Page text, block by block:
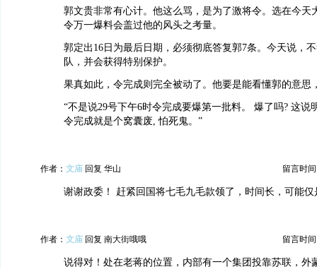
郭文贵非常有心计。他这么骂，是为了激将令。选在今天
令万一爆料会盖过他的风头之考量。
郭定出16日为最后日期，必须彻底答复郭7条。今天说，
队，并会获得特别保护。
果真如此，令完成则完全被动了。他要是能看懂郭的意思
“不是说29号下午6时令完成要爆第一批料。 爆了吗? 这说
令完成就是个窝囊废, 怕死鬼。”
作者： 文庙 回复 华山 留言时间
谢谢政委！ 赶紧回国将七毛九毛款领了，时间长，可能仅
作者： 文庙 回复 南大街哦哦 留言时间
说得对！处在老蒋的位置，内部有一个集团投靠苏联，外